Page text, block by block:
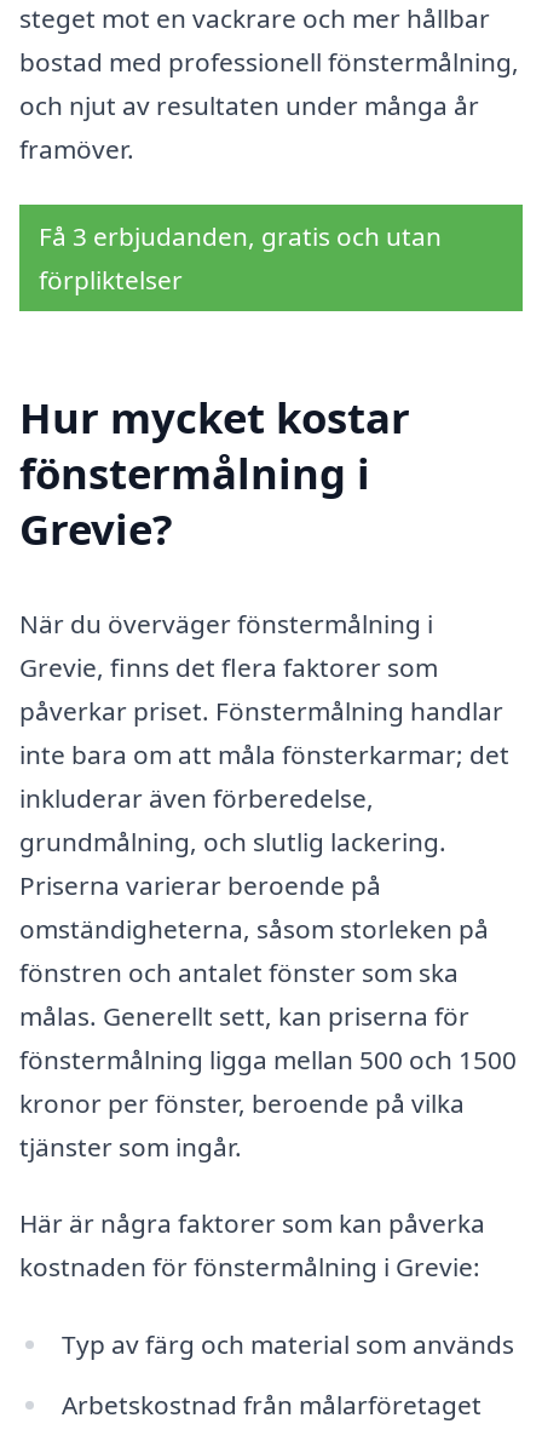
steget mot en vackrare och mer hållbar
bostad med professionell fönstermålning,
och njut av resultaten under många år
framöver.
Få 3 erbjudanden, gratis och utan
förpliktelser
Hur mycket kostar
fönstermålning i
Grevie?
När du överväger fönstermålning i
Grevie, finns det flera faktorer som
påverkar priset. Fönstermålning handlar
inte bara om att måla fönsterkarmar; det
inkluderar även förberedelse,
grundmålning, och slutlig lackering.
Priserna varierar beroende på
omständigheterna, såsom storleken på
fönstren och antalet fönster som ska
målas. Generellt sett, kan priserna för
fönstermålning ligga mellan 500 och 1500
kronor per fönster, beroende på vilka
tjänster som ingår.
Här är några faktorer som kan påverka
kostnaden för fönstermålning i Grevie:
Typ av färg och material som används
Arbetskostnad från målarföretaget